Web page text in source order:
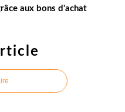
aux bons d'achat